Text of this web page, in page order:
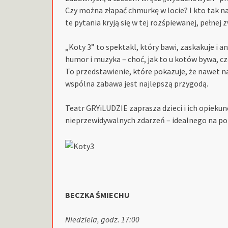
Czy można złapać chmurkę w locie? I kto tak
te pytania kryją się w tej rozśpiewanej, pełnej
„Koty 3” to spektakl, który bawi, zaskakuje i
humor i muzyka – choć, jak to u kotów bywa,
To przedstawienie, które pokazuje, że nawet
wspólna zabawa jest najlepszą przygodą.
Teatr GRYiLUDZIE zaprasza dzieci i ich
nieprzewidywalnych zdarzeń – idealnego na
BECZKA ŚMIECHU
Niedziela, godz. 17:00